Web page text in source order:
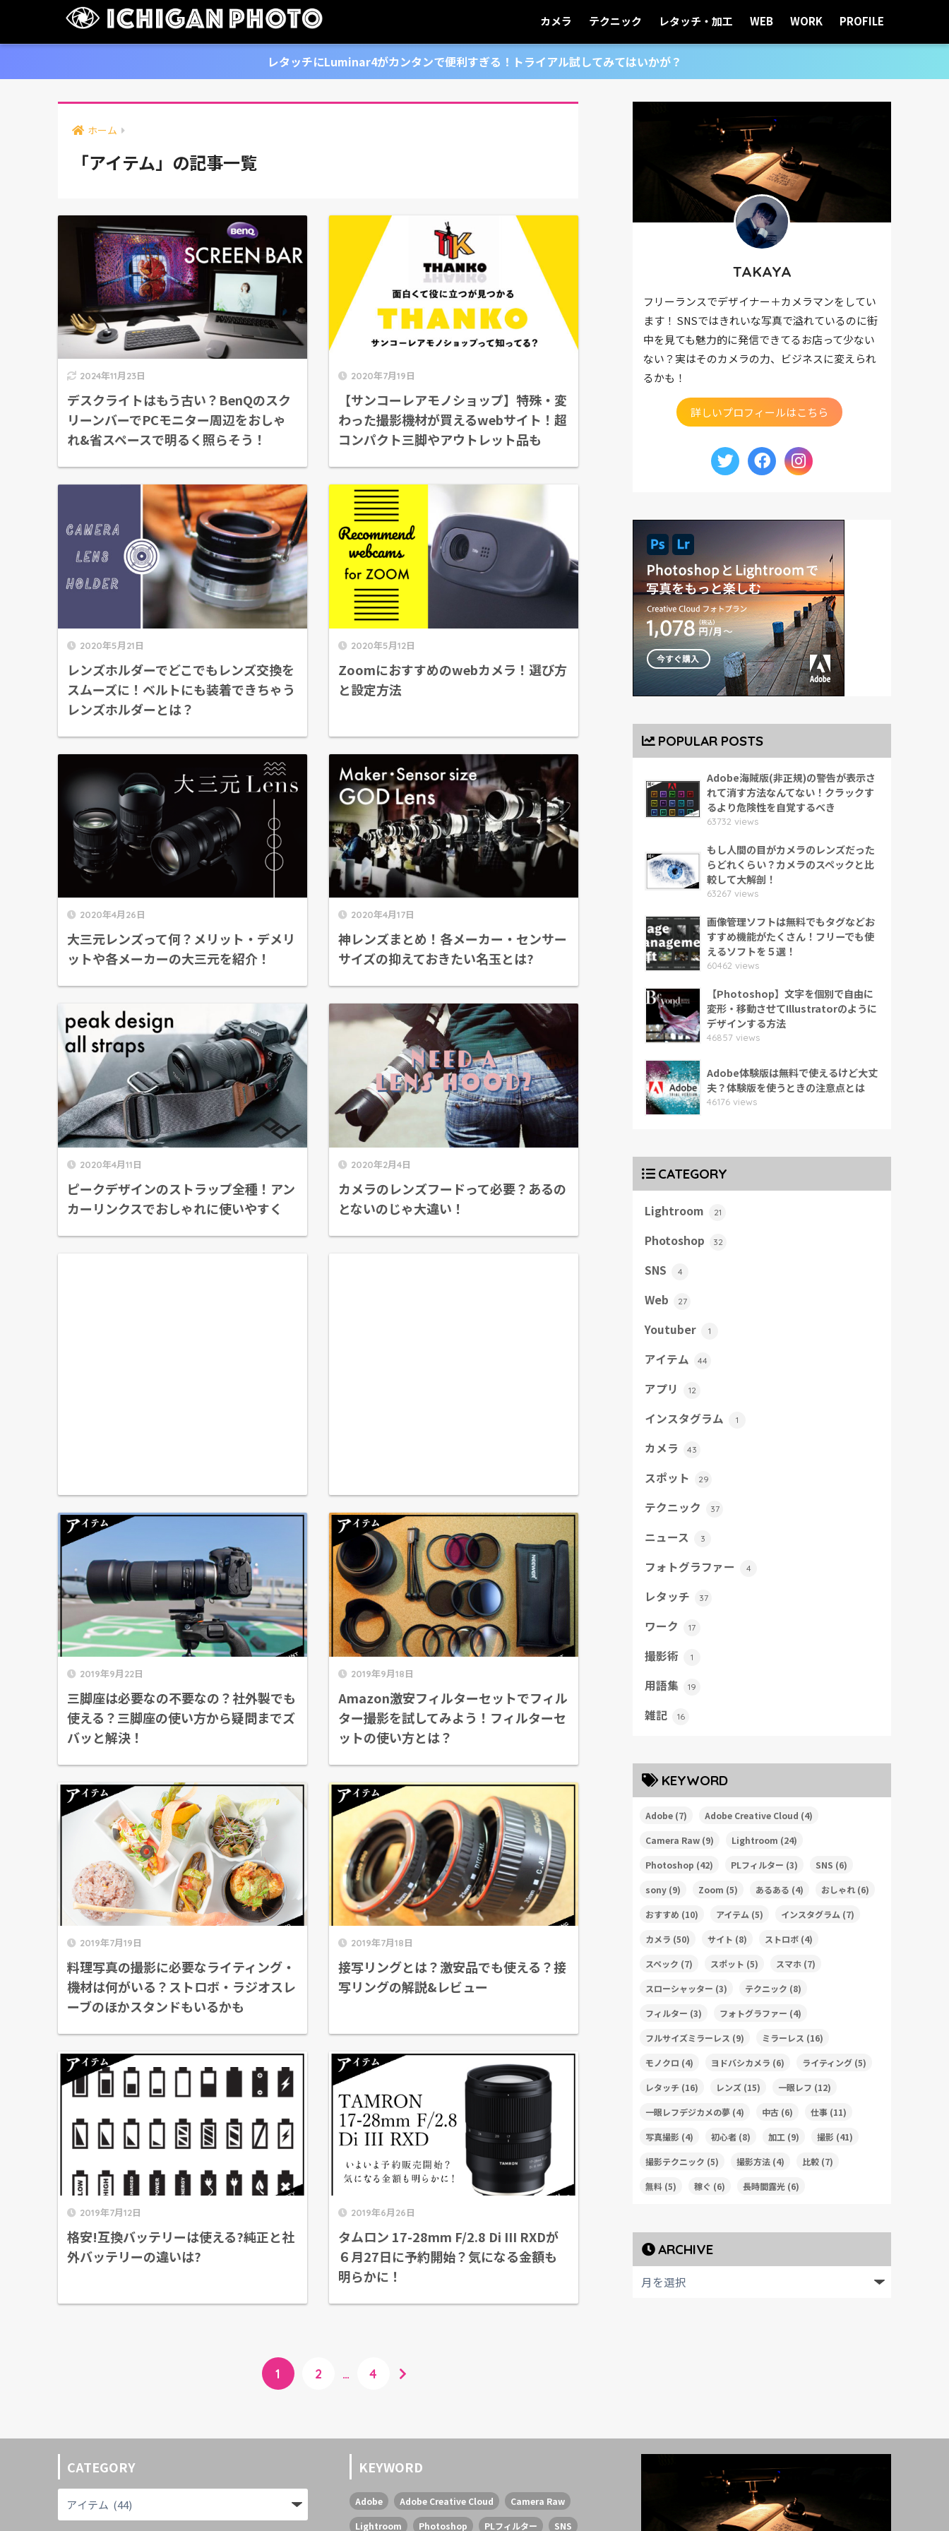
カメラ テクニック レタッチ・加工 WEB WORK PROFILE
レタッチにLuminar4がカンタンで便利すぎる！トライアル試してみてはいかが？
ホーム
「アイテム」の記事一覧
2024年11月23日
デスクライトはもう古い？BenQのスク
リーンバーでPCモニター周辺をおしゃ
れ&省スペースで明るく照らそう！
2020年7月19日
【サンコーレアモノショップ】特殊・変
わった撮影機材が買えるwebサイト！超
コンパクト三脚やアウトレット品も
2020年5月21日
レンズホルダーでどこでもレンズ交換を
スムーズに！ベルトにも装着できちゃう
レンズホルダーとは？
2020年5月12日
Zoomにおすすめのwebカメラ！選び方
と設定方法
2020年4月26日
大三元レンズって何？メリット・デメリ
ットや各メーカーの大三元を紹介！
2020年4月17日
神レンズまとめ！各メーカー・センサー
サイズの抑えておきたい名玉とは?
2020年4月11日
ピークデザインのストラップ全種！アン
カーリンクスでおしゃれに使いやすく
2020年2月4日
カメラのレンズフードって必要？あるの
とないのじゃ大違い！
2019年9月22日
三脚座は必要なの不要なの？社外製でも
使える？三脚座の使い方から疑問までズ
バッと解決！
2019年9月18日
Amazon激安フィルターセットでフィル
ター撮影を試してみよう！フィルターセ
ットの使い方とは？
2019年7月19日
料理写真の撮影に必要なライティング・
機材は何がいる？ストロボ・ラジオスレ
ーブのほかスタンドもいるかも
2019年7月18日
接写リングとは？激安品でも使える？接
写リングの解説&レビュー
2019年7月12日
格安!互換バッテリーは使える?純正と社
外バッテリーの違いは?
2019年6月26日
タムロン 17-28mm F/2.8 Di III RXDが
６月27日に予約開始？気になる金額も
明らかに！
1 2 … 4
TAKAYA
フリーランスでデザイナー＋カメラマンをしてい
ます！ SNSではきれいな写真で溢れているのに街
中を見ても魅力的に発信できてるお店って少ない
ない？実はそのカメラの力、ビジネスに変えられ
るかも！
詳しいプロフィールはこちら
POPULAR POSTS
Adobe海賊版(非正規)の警告が表示さ
れて消す方法なんてない！クラックす
るより危険性を自覚するべき
63732 views
もし人間の目がカメラのレンズだった
らどれくらい？カメラのスペックと比
較して大解剖！
63267 views
画像管理ソフトは無料でもタグなどお
すすめ機能がたくさん！フリーでも使
えるソフトを５選！
60462 views
【Photoshop】文字を個別で自由に
変形・移動させてIllustratorのように
デザインする方法
46857 views
Adobe体験版は無料で使えるけど大丈
夫？体験版を使うときの注意点とは
46176 views
CATEGORY
Lightroom 21
Photoshop 32
SNS 4
Web 27
Youtuber 1
アイテム 44
アプリ 12
インスタグラム 1
カメラ 43
スポット 29
テクニック 37
ニュース 3
フォトグラファー 4
レタッチ 37
ワーク 17
撮影術 1
用語集 19
雑記 16
KEYWORD
Adobe (7) Adobe Creative Cloud (4)
Camera Raw (9) Lightroom (24)
Photoshop (42) PLフィルター (3) SNS (6)
sony (9) Zoom (5) あるある (4) おしゃれ (6)
おすすめ (10) アイテム (5) インスタグラム (7)
カメラ (50) サイト (8) ストロボ (4)
スペック (7) スポット (5) スマホ (7)
スローシャッター (3) テクニック (8)
フィルター (3) フォトグラファー (4)
フルサイズミラーレス (9) ミラーレス (16)
モノクロ (4) ヨドバシカメラ (6) ライティング (5)
レタッチ (16) レンズ (15) 一眼レフ (12)
一眼レフデジカメの夢 (4) 中古 (6) 仕事 (11)
写真撮影 (4) 初心者 (8) 加工 (9) 撮影 (41)
撮影テクニック (5) 撮影方法 (4) 比較 (7)
無料 (5) 稼ぐ (6) 長時間露光 (6)
ARCHIVE
CATEGORY KEYWORD
Adobe Adobe Creative Cloud Camera Raw
Lightroom Photoshop PLフィルター SNS